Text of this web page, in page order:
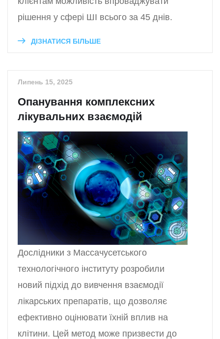
рішення у сфері ШІ всього за 45 днів.
ДІЗНАТИСЯ БІЛЬШЕ
Липень 15, 2025
Опанування комплексних
лікувальних взаємодій
Дослідники з Массачусетського
технологічного інституту розробили
новий підхід до вивчення взаємодії
лікарських препаратів, що дозволяє
ефективно оцінювати їхній вплив на
клітини. Цей метод може призвести до